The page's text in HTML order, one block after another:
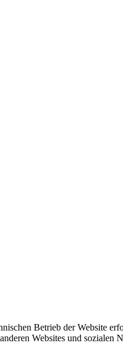
Betrieb der Website
Websites und